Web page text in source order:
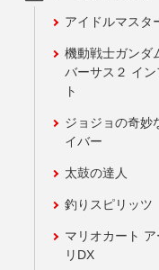
アイドルマスタ
機動戦士ガンダ
バーサス２ イ
ト
ジョジョの奇妙
イバー
太鼓の達人
釣りスピリッツ
マリオカート
リDX